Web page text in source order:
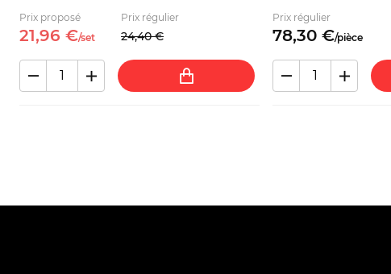
Prix proposé
21,96 €/set
Prix régulier
24,40 €
Prix régulier
78,30 €/pièce